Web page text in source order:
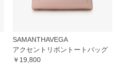
SAMANTHAVEGA
アクセントリボントートバッグ
￥19,800